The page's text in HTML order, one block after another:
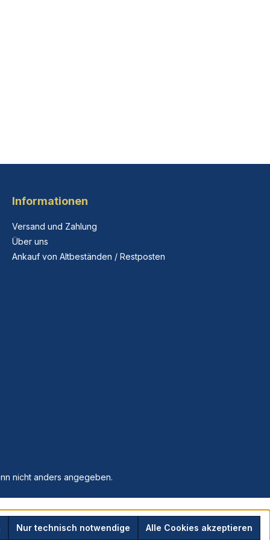
Informationen
Versand und Zahlung
Über uns
Ankauf von Altbeständen / Restposten
nicht anders angegeben.
Nur technisch notwendige Alle Cookies akzeptieren